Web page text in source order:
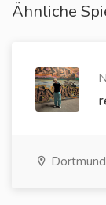
Ähnliche
Dortmund